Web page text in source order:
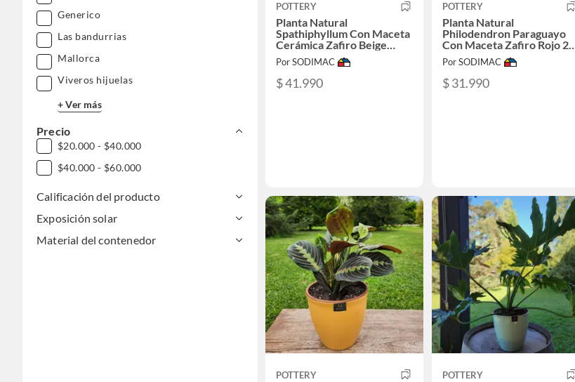
Generico
Las bandurrias
Mallorca
Viveros hijuelas
+ Ver más
Precio
$20.000 - $40.000
$40.000 - $60.000
Calificación del producto
Exposición solar
Material del contenedor
POTTERY
Planta Natural
Spathiphyllum Con Maceta
Cerámica Zafiro Beige
Claro 17 Cm
Por SODIMAC
$ 41.990
POTTERY
Planta Natural
Philodendron Paraguayo
Con Maceta Zafiro Rojo 24
Cm
Por SODIMAC
$ 31.990
POTTERY POTTERY